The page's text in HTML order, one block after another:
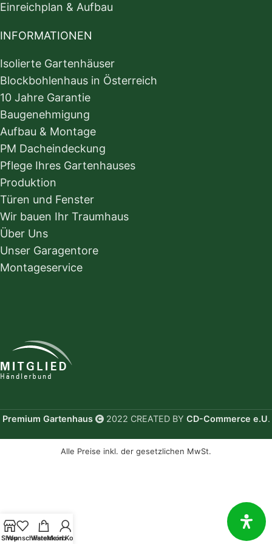
Einreichplan & Aufbau
INFORMATIONEN
Isolierte Gartenhäuser
Blockbohlenhaus in Österreich
10 Jahre Garantie
Baugenehmigung
Aufbau & Montage
PM Dacheindeckung
Pflege Ihres Gartenhauses
Produktion
Türen und Fenster
Wir bauen Ihr Traumhaus
Über Uns
Unser Garagentore
Montageservice
Premium Gartenhaus 2022 CREATED BY CD-Commerce e.U.
Shop
WunschlisteWarenkorb
Mein Konto
Alle Preise inkl. der gesetzlichen MwSt.